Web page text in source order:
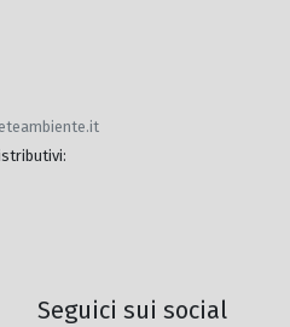
:
Seguici sui social